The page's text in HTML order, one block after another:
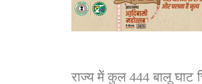
राज्य में कुल 444 बालू घाट